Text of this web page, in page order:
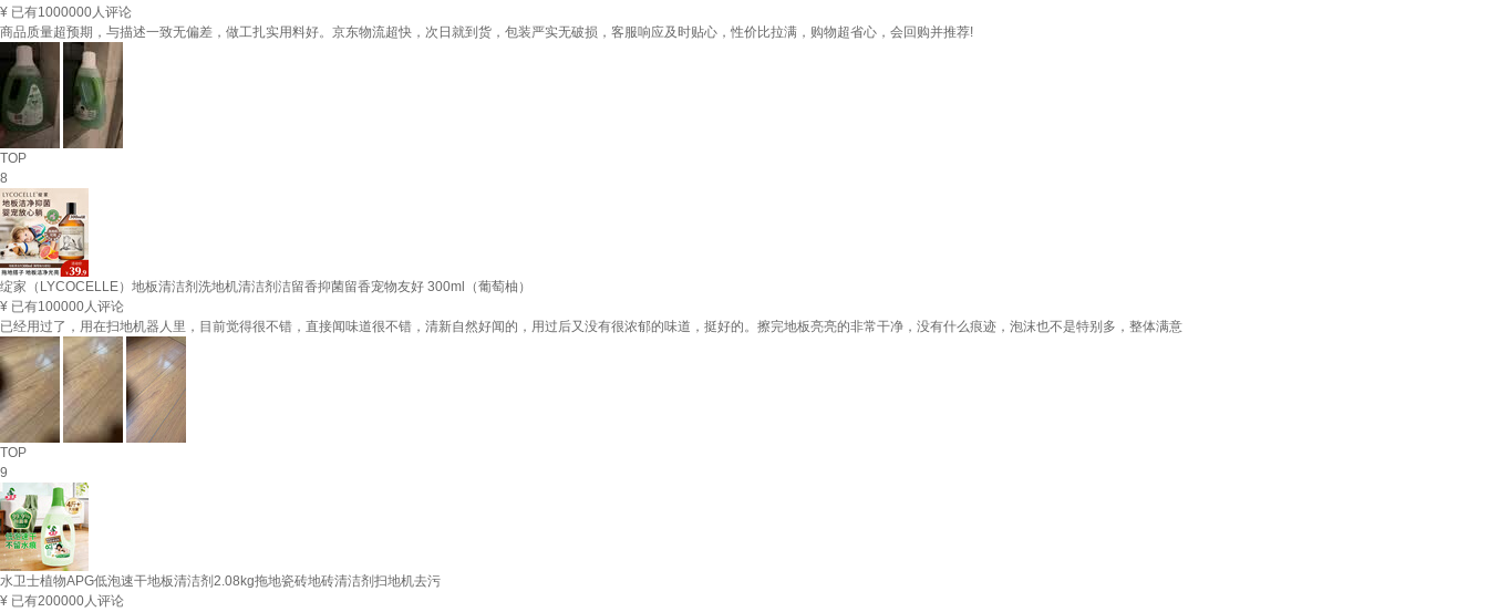
¥ 已有1000000人评论
商品质量超预期，与描述一致无偏差，做工扎实用料好。京东物流超快，次日就到货，包装严实无破损，客服响应及时贴心，性价比拉满，购物超省心，会回购并推荐!
TOP
8
绽家（LYCOCELLE）地板清洁剂洗地机清洁剂洁留香抑菌留香宠物友好 300ml（葡萄柚）
¥ 已有100000人评论
已经用过了，用在扫地机器人里，目前觉得很不错，直接闻味道很不错，清新自然好闻的，用过后又没有很浓郁的味道，挺好的。擦完地板亮亮的非常干净，没有什么痕迹，泡沫也不是特别多，整体满意
TOP
9
水卫士植物APG低泡速干地板清洁剂2.08kg拖地瓷砖地砖清洁剂扫地机去污
¥ 已有200000人评论